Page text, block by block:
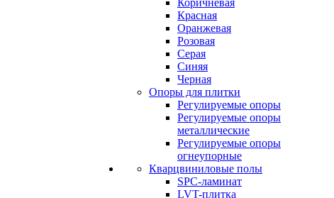
Коричневая
Красная
Оранжевая
Розовая
Серая
Синяя
Черная
Опоры для плитки
Регулируемые опоры
Регулируемые опоры
металлические
Регулируемые опоры
огнеупорные
Кварцвиниловые полы
SPC-ламинат
LVT-плитка